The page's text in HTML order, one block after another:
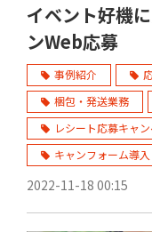
イベント好機
ンWeb応募
事例紹介
梱包・発送業務
レシート応募キャ
キャンフォーム導入
2022-11-18 00:15